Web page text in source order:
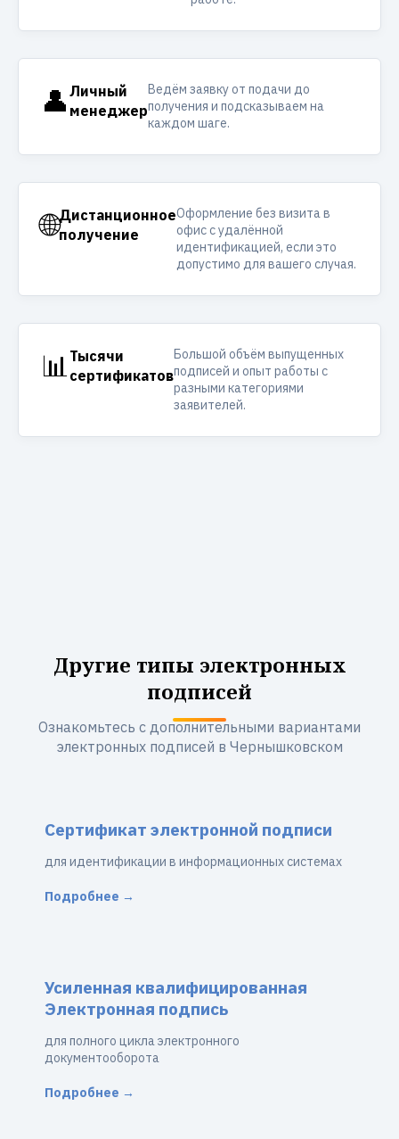
👤 Личный
менеджер
Ведём заявку от подачи до
получения и подсказываем на
каждом шаге.
🌐Дистанционное
получение
Оформление без визита в
офис с удалённой
идентификацией, если это
допустимо для вашего случая.
📊 Тысячи
сертификатов
Большой объём выпущенных
подписей и опыт работы с
разными категориями
заявителей.
Другие типы электронных
подписей
Ознакомьтесь с дополнительными вариантами
электронных подписей в Чернышковском
Сертификат электронной подписи
для идентификации в информационных системах
Подробнее →
Усиленная квалифицированная
Электронная подпись
для полного цикла электронного
документооборота
Подробнее →